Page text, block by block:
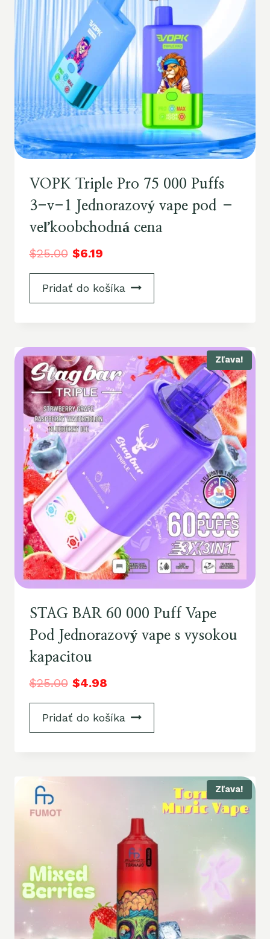
VOPK Triple Pro 75 000 Puffs
3-v-1 Jednorazový vape pod –
veľkoobchodná cena
$25.00 $6.19
Pridať do košíka
Zľava!
STAG BAR 60 000 Puff Vape
Pod Jednorazový vape s vysokou
kapacitou
$25.00 $4.98
Pridať do košíka
Zľava!